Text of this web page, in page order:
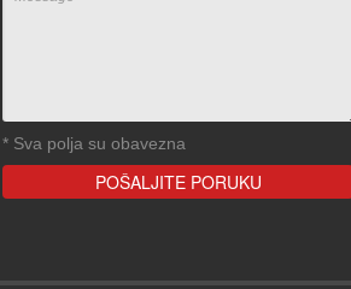
* Sva polja su obavezna